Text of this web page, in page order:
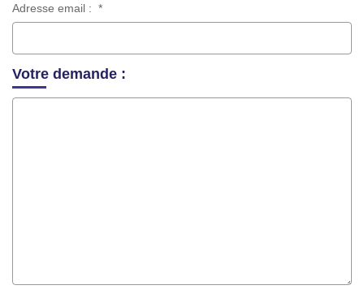
Adresse email : *
Votre demande :